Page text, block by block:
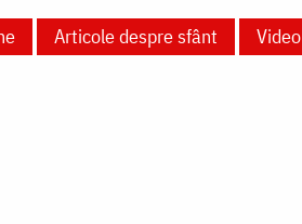
Articole despre sfânt Video